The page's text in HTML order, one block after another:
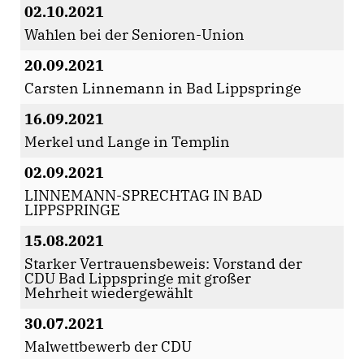
02.10.2021
Wahlen bei der Senioren-Union
20.09.2021
Carsten Linnemann in Bad Lippspringe
16.09.2021
Merkel und Lange in Templin
02.09.2021
LINNEMANN-SPRECHTAG IN BAD
LIPPSPRINGE
15.08.2021
Starker Vertrauensbeweis: Vorstand der
CDU Bad Lippspringe mit großer
Mehrheit wiedergewählt
30.07.2021
Malwettbewerb der CDU